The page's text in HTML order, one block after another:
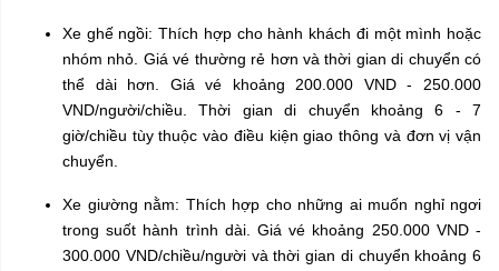
Xe ghế ngồi: Thích hợp cho hành khách đi một mình hoặc
nhóm nhỏ. Giá vé thường rẻ hơn và thời gian di chuyển có
thể dài hơn. Giá vé khoảng 200.000 VND - 250.000
VND/người/chiều. Thời gian di chuyển khoảng 6 - 7
giờ/chiều tùy thuộc vào điều kiện giao thông và đơn vị vận
chuyển.
Xe giường nằm: Thích hợp cho những ai muốn nghỉ ngơi
trong suốt hành trình dài. Giá vé khoảng 250.000 VND -
300.000 VND/chiều/người và thời gian di chuyển khoảng 6